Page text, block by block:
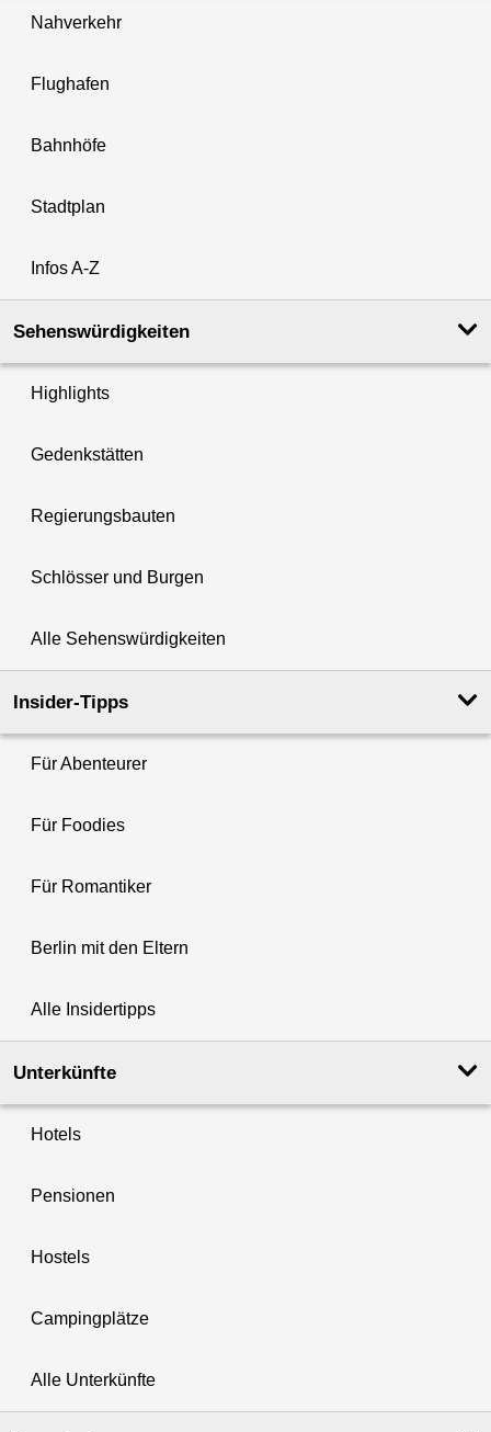
Nahverkehr
Flughafen
Bahnhöfe
Stadtplan
Infos A-Z
Sehenswürdigkeiten
Highlights
Gedenkstätten
Regierungsbauten
Schlösser und Burgen
Alle Sehenswürdigkeiten
Insider-Tipps
Für Abenteurer
Für Foodies
Für Romantiker
Berlin mit den Eltern
Alle Insidertipps
Unterkünfte
Hotels
Pensionen
Hostels
Campingplätze
Alle Unterkünfte